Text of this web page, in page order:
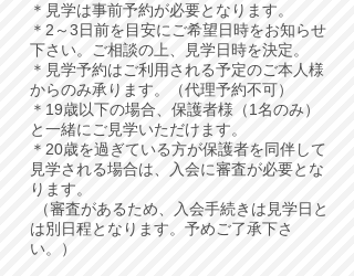
＊見学は事前予約が必要となります。
＊2～3日前を目安にご希望日時をお知らせ
下さい。ご相談の上、見学日時を決定。
＊見学予約はご利用される予定のご本人様
からのみ承ります。（代理予約不可）
＊19歳以下の場合、保護者様（1名のみ）
と一緒にご見学いただけます。
＊20歳を過ぎている方が保護者を同伴して
見学される場合は、入会に審査が必要とな
ります。
（審査があるため、入会手続きは見学日と
は別日程となります。予めご了承下さ
い。）